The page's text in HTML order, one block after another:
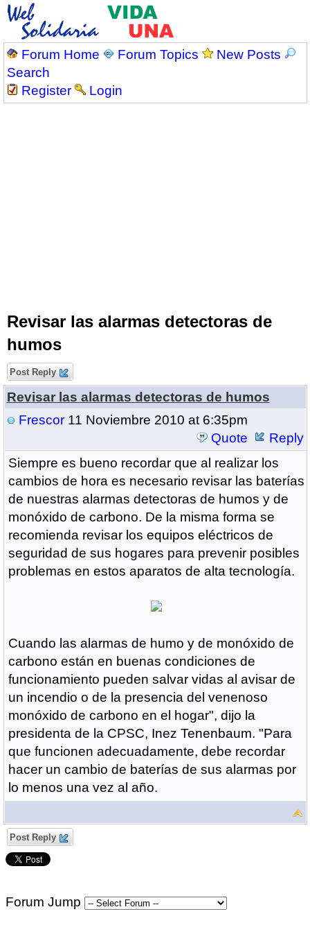
Forum Home Forum Topics
New Posts
Search
Register
Login
Revisar las alarmas detectoras de
humos
Post Reply
Revisar las alarmas detectoras de humos
Frescor11 Noviembre 2010 at 6:35pm
Quote
Reply
Siempre es bueno recordar que al realizar los
cambios de hora es necesario revisar las baterías
de nuestras alarmas detectoras de humos y de
monóxido de carbono. De la misma forma se
recomienda revisar los equipos eléctricos de
seguridad de sus hogares para prevenir posibles
problemas en estos aparatos de alta tecnología.
Cuando las alarmas de humo y de monóxido de
carbono están en buenas condiciones de
funcionamiento pueden salvar vidas al avisar de
un incendio o de la presencia del venenoso
monóxido de carbono en el hogar", dijo la
presidenta de la CPSC, Inez Tenenbaum. "Para
que funcionen adecuadamente, debe recordar
hacer un cambio de baterías de sus alarmas por
lo menos una vez al año.
Post Reply
Forum Jump